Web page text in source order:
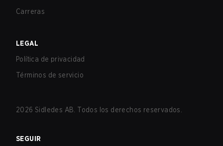
Carreras
LEGAL
Política de privacidad
Términos de servicio
2026 Sidledes AB. Todos los derechos reservados.
SEGUIR